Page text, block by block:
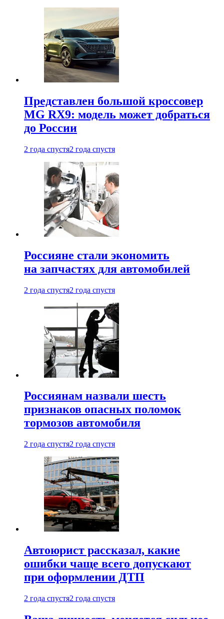
Представлен большой кроссовер
MG RX9: модель может добраться
до России
2 года спустя2 года спустя
Россияне стали экономить
на запчастях для автомобилей
2 года спустя2 года спустя
Россиянам назвали шесть
признаков опасных поломок
тормозов автомобиля
2 года спустя2 года спустя
Автоюрист рассказал, какие
ошибки чаще всего допускают
при оформлении ДТП
2 года спустя2 года спустя